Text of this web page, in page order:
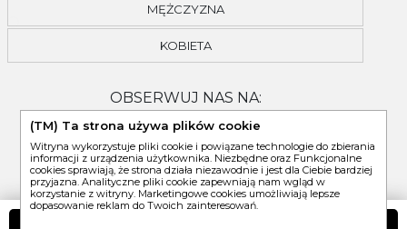
MĘŻCZYZNA
KOBIETA
OBSERWUJ NAS NA:
(TM) Ta strona używa plików cookie
Witryna wykorzystuje pliki cookie i powiązane technologie do zbierania
informacji z urządzenia użytkownika. Niezbędne oraz Funkcjonalne
cookies sprawiają, że strona działa niezawodnie i jest dla Ciebie bardziej
przyjazna. Analityczne pliki cookie zapewniają nam wgląd w
korzystanie z witryny. Marketingowe cookies umożliwiają lepsze
dopasowanie reklam do Twoich zainteresowań.